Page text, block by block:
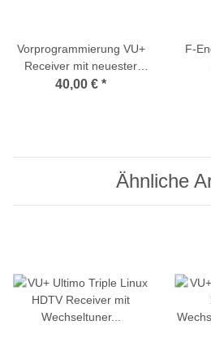
Vorprogrammierung VU+
Receiver mit neuester
Software + aktueller
40,00 € *
F-
Ähnliche